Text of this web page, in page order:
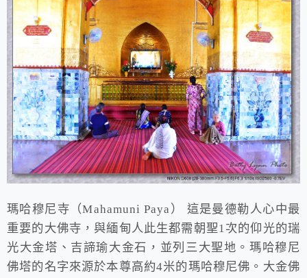
瑪哈穆尼寺（Mahamuni Paya） 這是曼德勒人心中最
重要的大佛寺，與緬甸人此生都需朝聖1次的仰光的瑞
光大金塔、吉諦瑜大金石，並列三大聖地。瑪哈穆尼
佛塔的名字來源於本尊高約4米的瑪哈穆尼佛。大金佛